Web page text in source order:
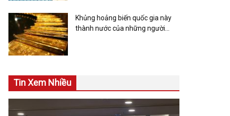
Khủng hoảng biến quốc gia này
thành nước của những người
Tin Xem Nhiều